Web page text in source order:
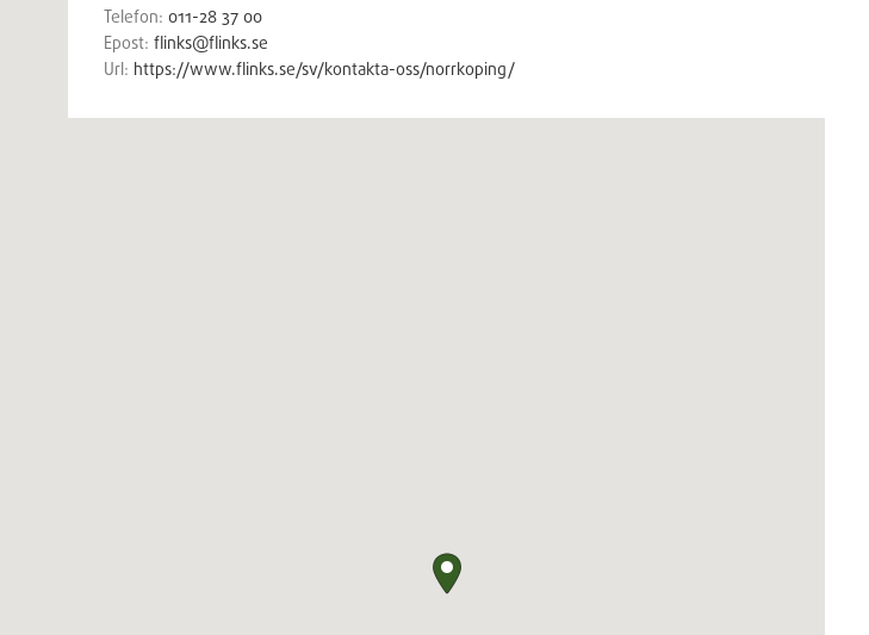
Telefon: 011-28 37 00
Epost: flinks@flinks.se
Url: https://www.flinks.se/sv/kontakta-oss/norrkoping/